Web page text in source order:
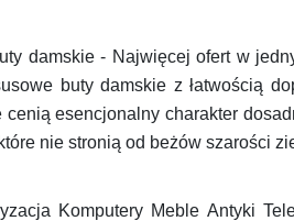
damskie - Najwięcej ofert w
buty damskie z łatwością
cenią esencjonalny charakter
nie stronią od beżów szarości
Komputery Meble Antyki